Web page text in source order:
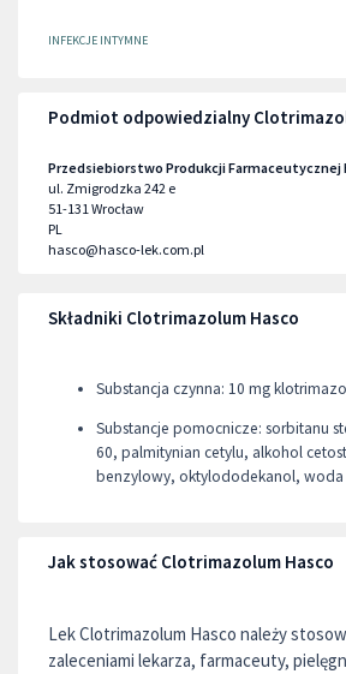
INFEKCJE INTYMNE
Podmiot odpowiedzialny
Przedsiebiorstwo Produkcji Farmaceutycznej
ul. Zmigrodzka 242 e
51-131 Wrocław
PL
hasco@hasco-lek.com.pl
Składniki Clotrimazolum Hasco
Substancja czynna: 10 mg
Substancje pomocnicze: sorbitanu
60, palmitynian cetylu, alkohol
benzylowy, oktylododekanol, woda
Jak stosować Clotrimazolum Hasco
Lek Clotrimazolum Hasco należy
zaleceniami lekarza, farmaceuty,